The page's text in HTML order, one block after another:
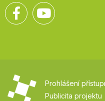
Facebook
Prohlášení
Publicita projektu